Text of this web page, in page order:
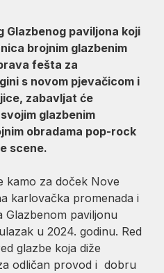
Glazbenog paviljona koji
brojnim glazbenim
fešta za
s novom pjevačicom i
zabavljat će
glazbenim
obradama pop-rock
scene.
kamo za doček Nove
karlovačka promenada i
Glazbenom paviljonu
u 2024. godinu. Red
glazbe koja diže
odličan provod i dobru